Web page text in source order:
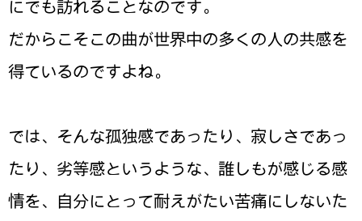
にでも訪れることなのです。
だからこそこの曲が世界中の多くの人の共感を
得ているのですよね。
では、そんな孤独感であったり、寂しさであっ
たり、劣等感というような、誰しもが感じる感
情を、自分にとって耐えがたい苦痛にしないた